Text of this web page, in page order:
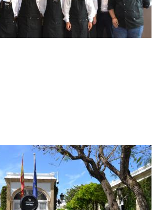
y Cáritas Diocesana de Asidonia-Jerez
en hostelería orientada al empleo